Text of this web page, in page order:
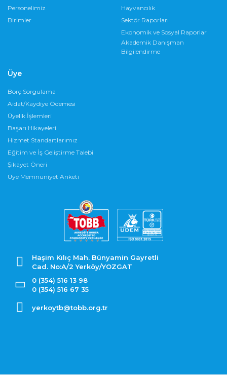
Personelimiz
Birimler
Hayvancılık
Sektör Raporları
Ekonomik ve Sosyal Raporlar
Akademik Danışman
Bilgilendirme
Üye
Borç Sorgulama
Aidat/Kaydiye Ödemesi
Üyelik İşlemleri
Başarı Hikayeleri
Hizmet Standartlarımız
Eğitim ve İş Geliştirme Talebi
Şikayet Öneri
Üye Memnuniyet Anketi
Haşim Kılıç Mah. Bünyamin Gayretli
Cad. No:A/2 Yerköy/YOZGAT
0 (354) 516 13 98
0 (354) 516 67 35
yerkoytb@tobb.org.tr